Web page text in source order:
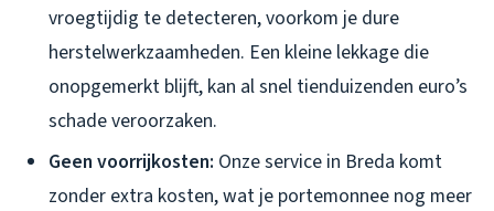
vroegtijdig te detecteren, voorkom je dure
herstelwerkzaamheden. Een kleine lekkage die
onopgemerkt blijft, kan al snel tienduizenden euro’s
schade veroorzaken.
Geen voorrijkosten: Onze service in Breda komt
zonder extra kosten, wat je portemonnee nog meer